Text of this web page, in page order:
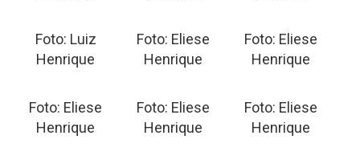
Foto: Luiz
Henrique
Foto: Eliese
Henrique
Foto: Eliese
Henrique
Foto: Eliese
Henrique
Foto: Eliese
Henrique
Foto: Eliese
Henrique